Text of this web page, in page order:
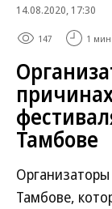
14.08.2020, 17:30
147 1 мин.
Тамбове
Тамбове,